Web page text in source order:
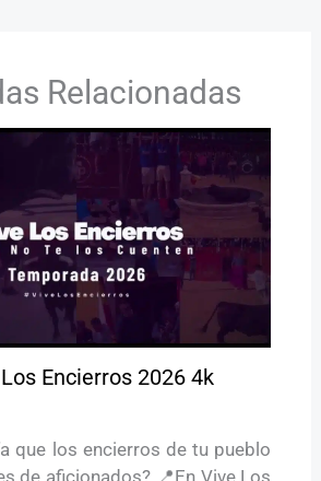
Relacionadas
Encierros 2026 4k
que los encierros de tu pueblo
de aficionados? 📍En Vive Los